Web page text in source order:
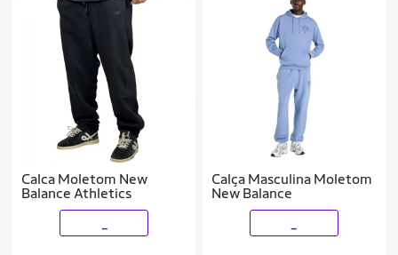
Calca Moletom New
Balance Athletics
Calça Masculina Moletom
New Balance